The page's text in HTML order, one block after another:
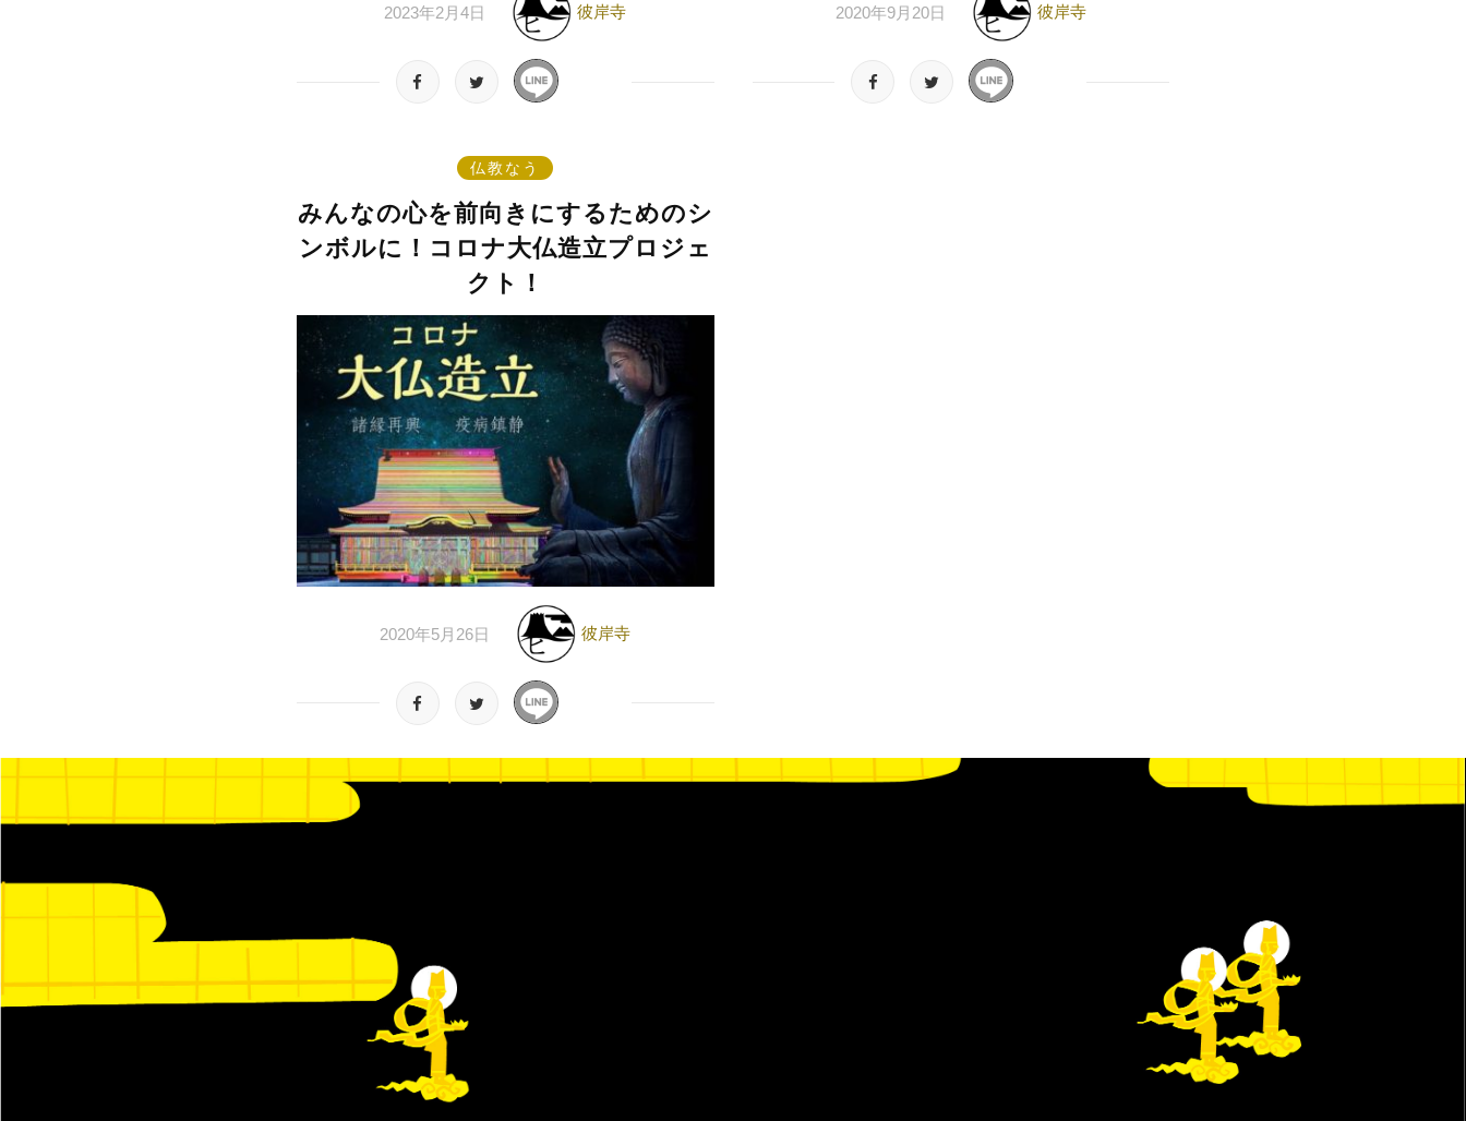
2023年2月4日 彼岸寺 2020年9月20日 彼岸寺
仏教なう
みんなの心を前向きにするためのシ
ンボルに！コロナ大仏造立プロジェ
クト！
2020年5月26日 彼岸寺